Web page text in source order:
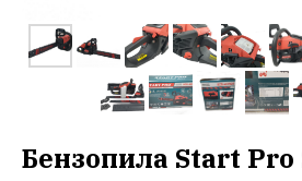
Бензопила Start Pro